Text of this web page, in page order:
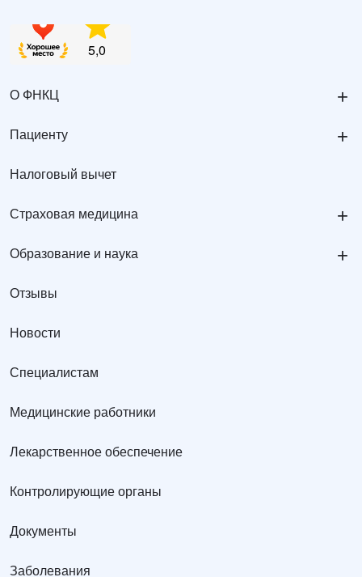
О ФНКЦ +
Пациенту +
Налоговый вычет
Страховая медицина +
Образование и наука +
Отзывы
Новости
Специалистам
Медицинские работники
Лекарственное обеспечение
Контролирующие органы
Документы
Заболевания